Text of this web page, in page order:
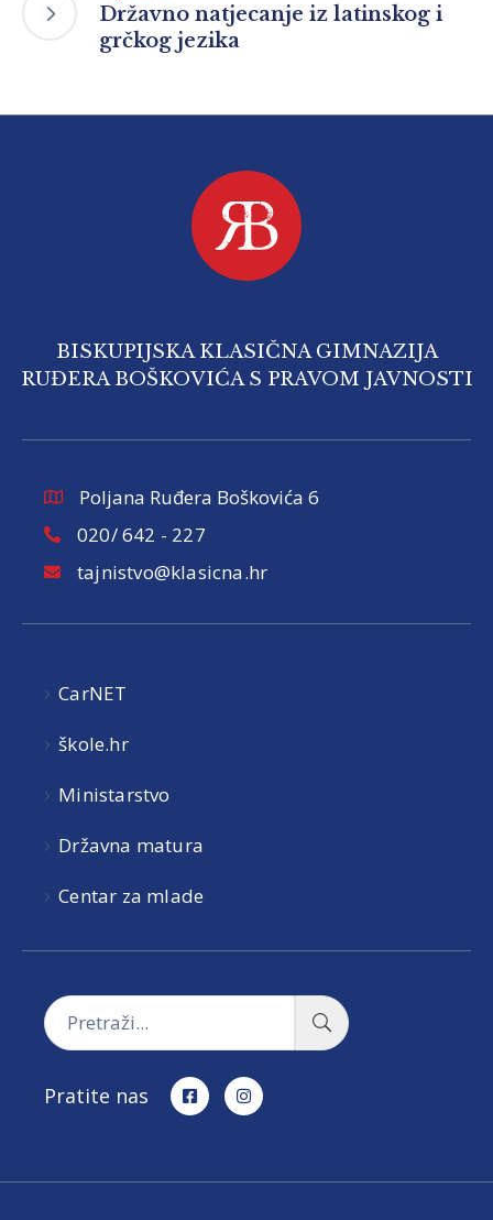
Državno natjecanje iz latinskog i
grčkog jezika
BISKUPIJSKA KLASIČNA GIMNAZIJA
RUĐERA BOŠKOVIĆA S PRAVOM JAVNOSTI
Poljana Ruđera Boškovića 6
020/ 642 - 227
tajnistvo@klasicna.hr
CarNET
škole.hr
Ministarstvo
Državna matura
Centar za mlade
Pratite nas